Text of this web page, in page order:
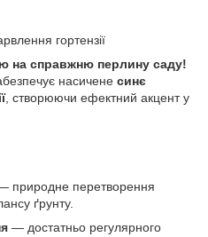
гортензії
на справжню перлину саду!
насичене синє
, створюючи ефектний акцент у
природне перетворення
ґрунту.
— достатньо регулярного